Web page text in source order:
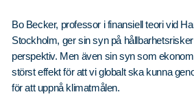
Bo Becker, professor i finansiell teori vid
Stockholm, ger sin syn på
perspektiv. Men även sin syn som
störst effekt för att vi globalt ska kunna
för att uppnå klimatmålen.